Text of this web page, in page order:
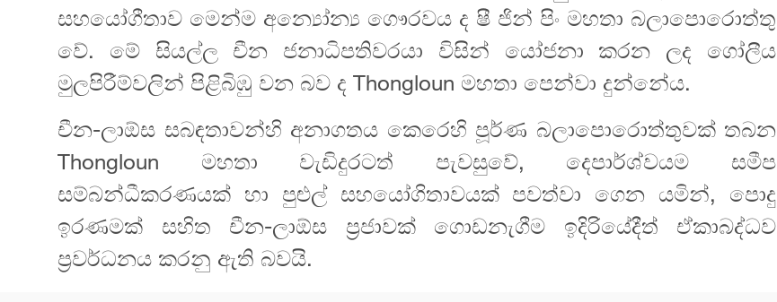
සහයෝගීතාව මෙන්ම අන්‍යෝන්‍ය ගෞරවය ද ෂී ජින් පිං මහතා බලාපොරොත්තු
වේ. මේ සියල්ල චීන ජනාධිපතිවරයා විසින් යෝජනා කරන ලද ගෝලීය
මුලපිරීම්වලින් පිළිබිඹු වන බව ද Thongloun මහතා පෙන්වා දුන්නේය.
චීන-ලාඕස සබඳතාවන්හි අනාගතය කෙරෙහි පූර්ණ බලාපොරොත්තුවක් තබන
Thongloun මහතා වැඩිදුරටත් පැවසුවේ, දෙපාර්ශ්වයම සමීප
සම්බන්ධීකරණයක් හා පුළුල් සහයෝගිතාවයක් පවත්වා ගෙන යමින්, පොදු
ඉරණමක් සහිත චීන-ලාඕස ප්‍රජාවක් ගොඩනැගීම ඉදිරියේදීත් ඒකාබද්ධව
ප්‍රවර්ධනය කරනු ඇති බවයි.